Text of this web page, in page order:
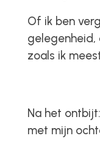
Of ik ben
gelegenheid,
zoals ik
Na het
met mijn